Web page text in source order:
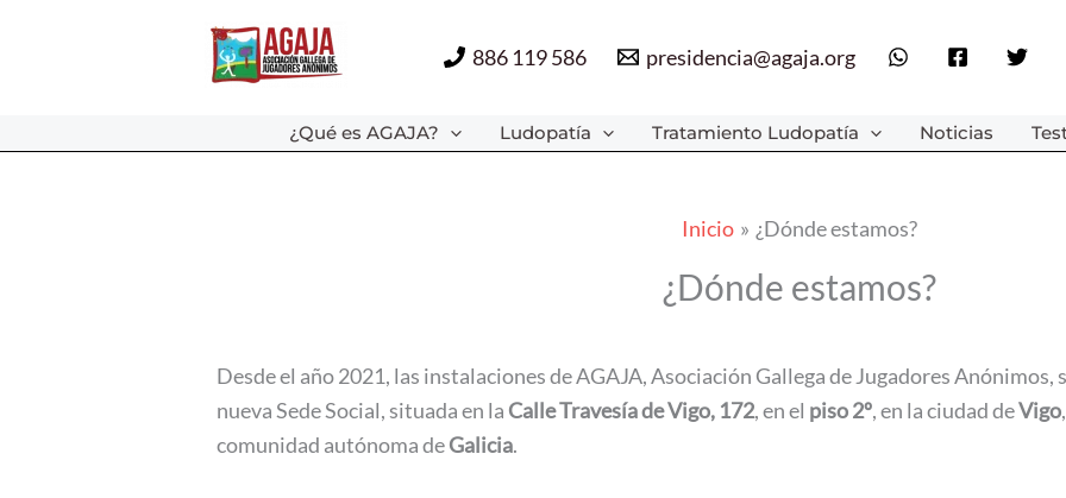
886 119 586 presidencia@agaja.org
¿Qué es AGAJA? Ludopatía Tratamiento Ludopatía Noticias
Inicio ¿Dónde estamos?
¿Dónde estamos?
Desde el año 2021, las instalaciones de AGAJA, Asociación Gallega de Jugadores
nueva Sede Social, situada en la Calle Travesía de Vigo, 172, en el piso 2º, en la ciudad deVigo
comunidad autónoma deGalicia.